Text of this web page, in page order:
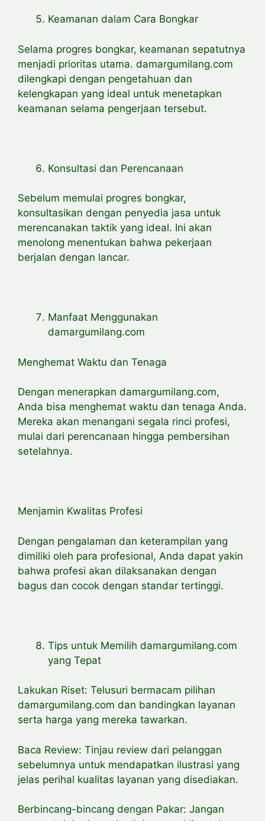
Keamanan dalam Cara Bongkar
Selama progres bongkar, keamanan sepatutnya
menjadi prioritas utama. damargumilang.com
dilengkapi dengan pengetahuan dan
kelengkapan yang ideal untuk menetapkan
keamanan selama pengerjaan tersebut.
Konsultasi dan Perencanaan
Sebelum memulai progres bongkar,
konsultasikan dengan penyedia jasa untuk
merencanakan taktik yang ideal. Ini akan
menolong menentukan bahwa pekerjaan
berjalan dengan lancar.
Manfaat Menggunakan
damargumilang.com
Menghemat Waktu dan Tenaga
Dengan menerapkan damargumilang.com,
Anda bisa menghemat waktu dan tenaga Anda.
Mereka akan menangani segala rinci profesi,
mulai dari perencanaan hingga pembersihan
setelahnya.
Menjamin Kwalitas Profesi
Dengan pengalaman dan keterampilan yang
dimiliki oleh para profesional, Anda dapat yakin
bahwa profesi akan dilaksanakan dengan
bagus dan cocok dengan standar tertinggi.
Tips untuk Memilih damargumilang.com
yang Tepat
Lakukan Riset: Telusuri bermacam pilihan
damargumilang.com dan bandingkan layanan
serta harga yang mereka tawarkan.
Baca Review: Tinjau review dari pelanggan
sebelumnya untuk mendapatkan ilustrasi yang
jelas perihal kualitas layanan yang disediakan.
Berbincang-bincang dengan Pakar: Jangan